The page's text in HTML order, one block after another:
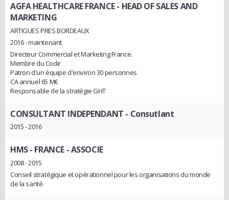
AGFA HEALTHCARE FRANCE- HEAD OF SALES AND
MARKETING
ARTIGUES PRES BORDEAUX
2016 - maintenant
Directeur Commercial et Marketing France.
Membre du Codir
Patron d'un équipe d'environ 30 personnes
CA annuel 65 M€
Responsable de la stratégie GHT
CONSULTANT INDEPENDANT - Consutlant
2015 - 2016
HMS - FRANCE- ASSOCIE
2008 - 2015
Conseil stratégique et opérationnel pour les organisations du monde
de la santé.